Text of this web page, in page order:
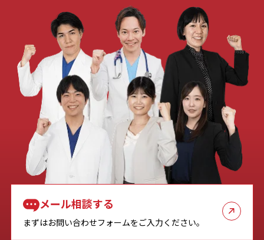
メール相談する
まずはお問い合わせフォームをご入力ください。